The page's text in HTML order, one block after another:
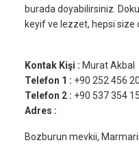
burada doyabilirsiniz.
keyif ve lezzet, hepsi size
Kontak Kişi : Murat Akbal
Telefon 1 : +90 252 456
Telefon 2 : +90 537 354
Adres :
Bozburun mevkii,